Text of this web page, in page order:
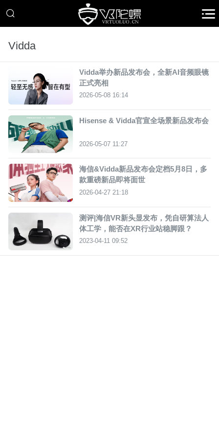
Vidda
Vidda举办新品发布会，全新AI音频眼镜
正式亮相
2026-05-08 16:14
Hisense & Vidda官宣全场景新品发布会
2026-05-07 11:27
海信&Vidda新品发布会定档5月8日，多
款重磅新品即将面世
2026-04-27 21:18
测评|海信VR新头显发布，凭自研算法人
体工学，能否在XR行业站稳脚跟？
2023-04-11 09:52